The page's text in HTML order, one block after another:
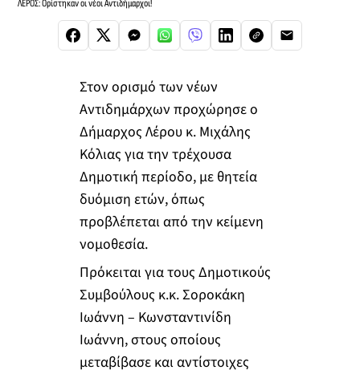
ΛΕΡΟΣ: Ορίστηκαν οι νέοι Αντιδήμαρχοι!
Στον ορισμό των νέων
Αντιδημάρχων προχώρησε ο
Δήμαρχος Λέρου κ. Μιχάλης
Κόλιας για την τρέχουσα
Δημοτική περίοδο, με θητεία
δυόμιση ετών, όπως
προβλέπεται από την κείμενη
νομοθεσία.
Πρόκειται για τους Δημοτικούς
Συμβούλους κ.κ. Σοροκάκη
Ιωάννη – Κωνσταντινίδη
Ιωάννη, στους οποίους
μεταβίβασε και αντίστοιχες